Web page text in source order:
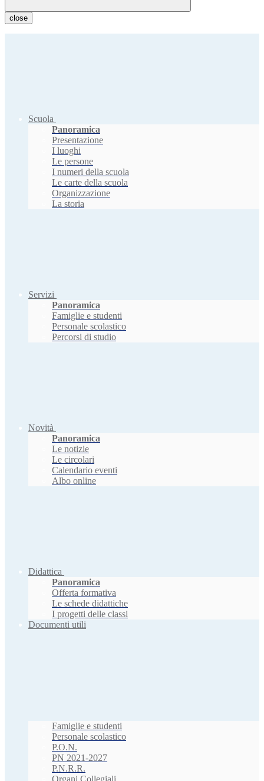
close
Scuola
Panoramica
Presentazione
I luoghi
Le persone
I numeri della scuola
Le carte della scuola
Organizzazione
La storia
Servizi
Panoramica
Famiglie e studenti
Personale scolastico
Percorsi di studio
Novità
Panoramica
Le notizie
Le circolari
Calendario eventi
Albo online
Didattica
Panoramica
Offerta formativa
Le schede didattiche
I progetti delle classi
Documenti utili
Famiglie e studenti
Personale scolastico
P.O.N.
PN 2021-2027
P.N.R.R.